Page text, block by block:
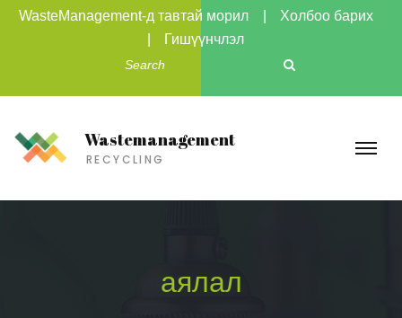
WasteManagement-д тавтай морил
Холбоо барих
Гишүүнчлэл
Wastemanagement
RECYCLING
аялал